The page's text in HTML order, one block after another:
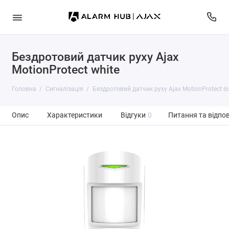
Бездротовий датчик руху Ajax
MotionProtect white
Головна Сигналізація Бездротовий датчик руху Ajax MotionProtect
Опис Характеристики Відгуки 0 Питання та